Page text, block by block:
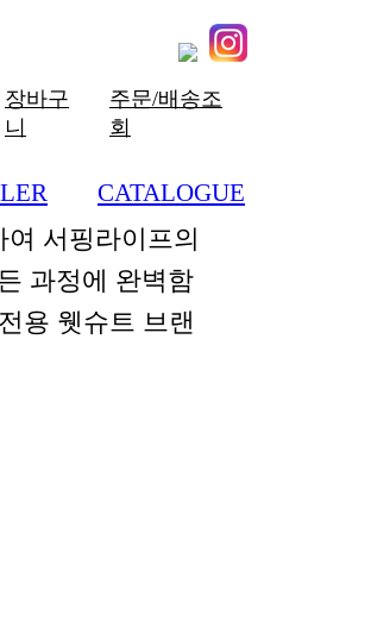
장바구
니
주문/배송조
회
+
CATALOGUE
서핑라이프의
과정에 완벽함
용 웻슈트 브랜